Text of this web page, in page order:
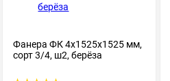
Фанера ФК 4х1525х1525 мм,
сорт 3/4, ш2, берёза